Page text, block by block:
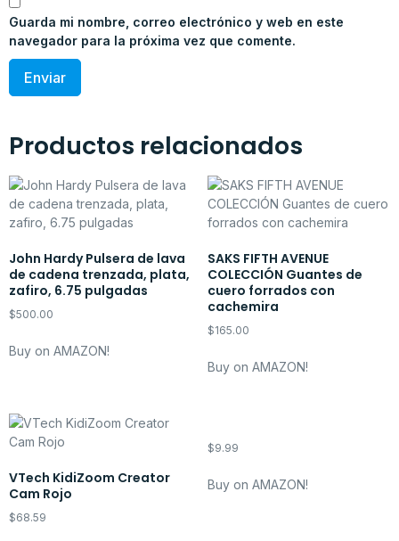
Guarda mi nombre, correo electrónico y web en este
navegador para la próxima vez que comente.
Productos relacionados
John Hardy Pulsera de lava
de cadena trenzada, plata,
zafiro, 6.75 pulgadas
$500.00
Buy on AMAZON!
SAKS FIFTH AVENUE
COLECCIÓN Guantes de
cuero forrados con
cachemira
$165.00
Buy on AMAZON!
VTech KidiZoom Creator
Cam Rojo
$68.59
$9.99
Buy on AMAZON!